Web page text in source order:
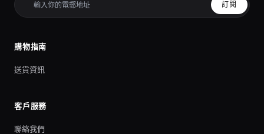
訂閱
購物指南
送貨資訊
客戶服務
聯絡我們